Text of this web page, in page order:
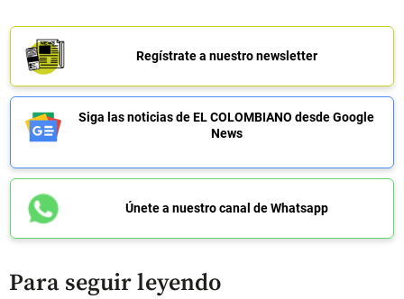
Regístrate a nuestro newsletter
Siga las noticias de EL COLOMBIANO desde Google
News
Únete a nuestro canal de Whatsapp
Para seguir leyendo